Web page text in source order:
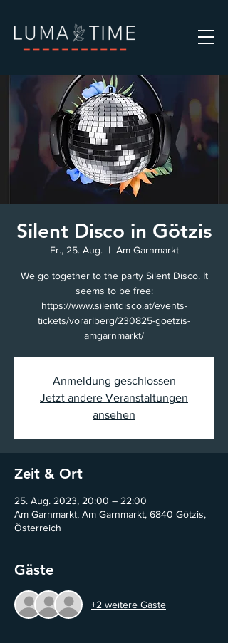
Silent Disco in Götzis
Fr., 25. Aug.
  |
Am Garnmarkt
We go together to the party Silent Disco. It
seems to be free:
https://www.silentdisco.at/events-
tickets/vorarlberg/230825-goetzis-
amgarnmarkt/
Anmeldung geschlossen
Jetzt andere Veranstaltungen
ansehen
Zeit & Ort
25. Aug. 2023, 20:00 – 22:00
Am Garnmarkt, Am Garnmarkt, 6840 Götzis,
Österreich
Gäste
+2 weitere Gäste